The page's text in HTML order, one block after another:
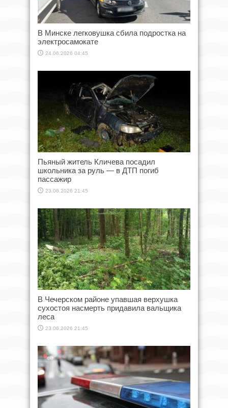
В Минске легковушка сбила подростка на
электросамокате
24.06.2026 04:45
Пьяный житель Кличева посадил
школьника за руль — в ДТП погиб
пассажир
23.06.2026 21:45
В Чечерском районе упавшая верхушка
сухостоя насмерть придавила вальщика
леса
23.06.2026 21:45